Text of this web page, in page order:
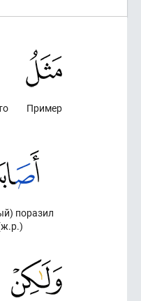
Пример
поразил